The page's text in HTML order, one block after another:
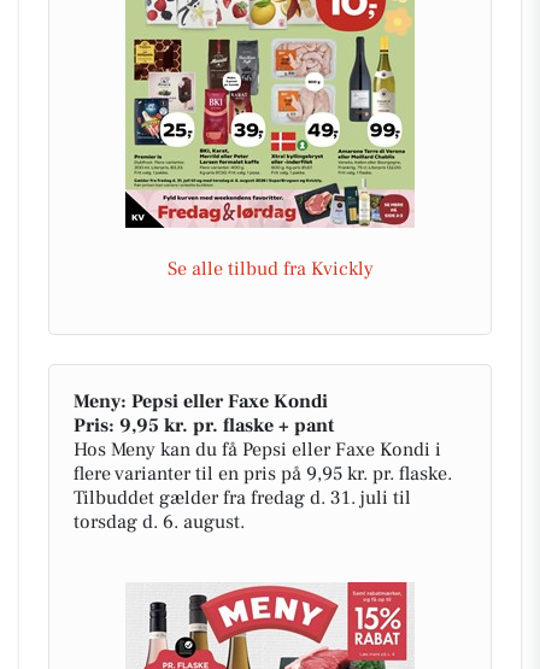
Se alle tilbud fra Kvickly
Meny: Pepsi eller Faxe Kondi
Pris: 9,95 kr. pr. flaske + pant
Hos Meny kan du få Pepsi eller Faxe Kondi i
flere varianter til en pris på 9,95 kr. pr. flaske.
Tilbuddet gælder fra fredag d. 31. juli til
torsdag d. 6. august.